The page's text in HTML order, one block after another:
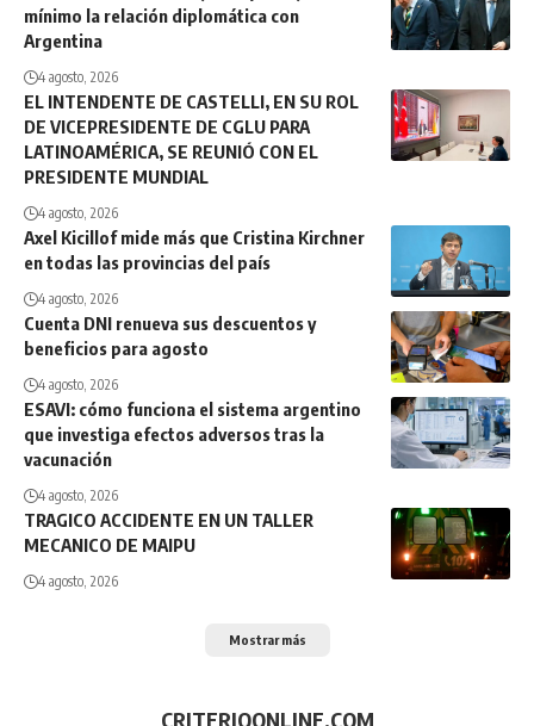
mínimo la relación diplomática con
Argentina
4 agosto, 2026
EL INTENDENTE DE CASTELLI, EN SU ROL
DE VICEPRESIDENTE DE CGLU PARA
LATINOAMÉRICA, SE REUNIÓ CON EL
PRESIDENTE MUNDIAL
4 agosto, 2026
Axel Kicillof mide más que Cristina Kirchner
en todas las provincias del país
4 agosto, 2026
Cuenta DNI renueva sus descuentos y
beneficios para agosto
4 agosto, 2026
ESAVI: cómo funciona el sistema argentino
que investiga efectos adversos tras la
vacunación
4 agosto, 2026
TRAGICO ACCIDENTE EN UN TALLER
MECANICO DE MAIPU
4 agosto, 2026
Mostrar más
CRITERIOONLINE.COM